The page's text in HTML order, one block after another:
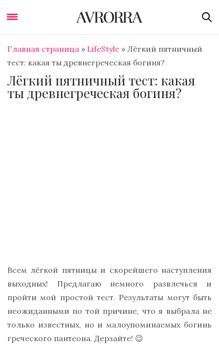
Главная страница » LifeStyle » Лёгкий пятничный
тест: какая ты древнегреческая богиня?
Лёгкий пятничный тест: какая
ты древнегреческая богиня?
Всем лёгкой пятницы и скорейшего наступления
выходных! Предлагаю немного развлечься и
пройти мой простой тест. Результаты могут быть
неожиданными по той причине, что я выбрала не
только известных, но и малоупоминаемых богинь
греческого пантеона. Дерзайте! 😉